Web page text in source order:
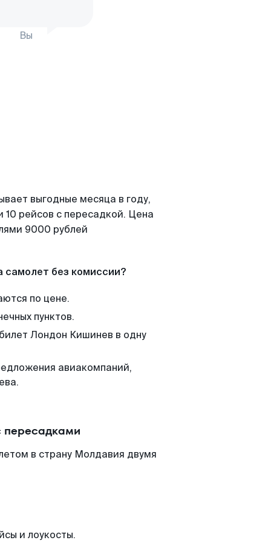
Вы
выгодные месяца в году,
рейсов с пересадкой. Цена
9000 рублей
самолет без комиссии?
по цене.
пунктов.
Лондон Кишинев в одну
авиакомпаний,
пересадками
в страну Молдавия двумя
и лоукосты.